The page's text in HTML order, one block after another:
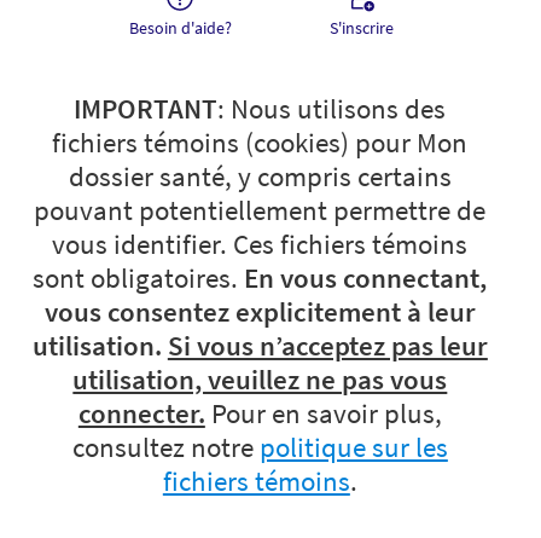
Besoin d'aide? S'inscrire
IMPORTANT: Nous utilisons des
fichiers témoins (cookies) pour Mon
dossier santé, y compris certains
pouvant potentiellement permettre de
vous identifier. Ces fichiers témoins
sont obligatoires. En vous connectant,
vous consentez explicitement à leur
utilisation. Si vous n’acceptez pas leur
utilisation, veuillez ne pas vous
connecter. Pour en savoir plus,
consultez notre politique sur les
fichiers témoins.